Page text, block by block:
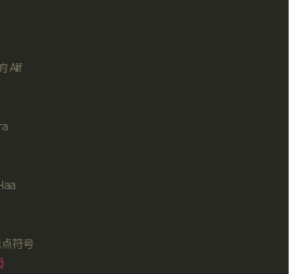
Alif
符号